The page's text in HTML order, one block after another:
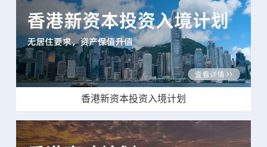
香港新资本投资入境计划